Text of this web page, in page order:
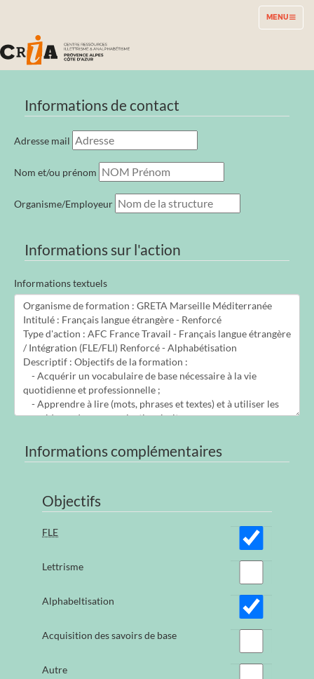
TOGGLE
NAVIGATION
MENU
Informations de contact
Adresse mail
Nom et/ou prénom
Organisme/Employeur
Informations sur l'action
Informations textuels
Informations complémentaires
Objectifs
FLE
Lettrisme
Alphabeltisation
Acquisition des savoirs de base
Autre